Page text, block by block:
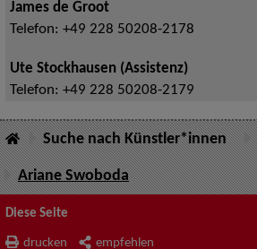
James de Groot
Telefon: +49 228 50208-2178
Ute Stockhausen (Assistenz)
Telefon: +49 228 50208-2179
Suche nach Künstler*innen
Ariane Swoboda
Diese Seite
drucken empfehlen